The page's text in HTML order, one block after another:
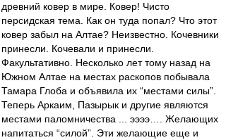
древний ковер в мире. Ковер! Чисто
персидская тема. Как он туда попал? Что этот
ковер забыл на Алтае? Неизвестно. Кочевники
принесли. Кочевали и принесли.
Факультативно. Несколько лет тому назад на
Южном Алтае на местах раскопов побывала
Тамара Глоба и объявила их “местами силы”.
Теперь Аркаим, Пазырык и другие являются
местами паломничества ... ээээ…. Желающих
напитаться “силой”. Эти желающие еще и